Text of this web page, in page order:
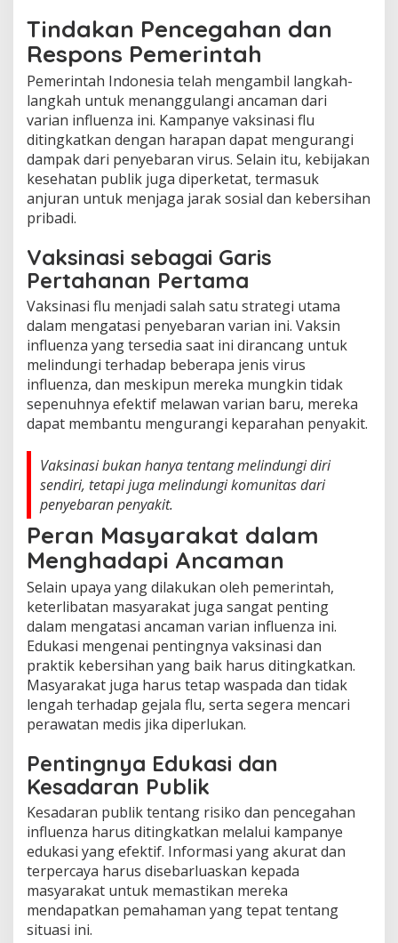
Tindakan Pencegahan dan
Respons Pemerintah
Pemerintah Indonesia telah mengambil langkah-
langkah untuk menanggulangi ancaman dari
varian influenza ini. Kampanye vaksinasi flu
ditingkatkan dengan harapan dapat mengurangi
dampak dari penyebaran virus. Selain itu, kebijakan
kesehatan publik juga diperketat, termasuk
anjuran untuk menjaga jarak sosial dan kebersihan
pribadi.
Vaksinasi sebagai Garis
Pertahanan Pertama
Vaksinasi flu menjadi salah satu strategi utama
dalam mengatasi penyebaran varian ini. Vaksin
influenza yang tersedia saat ini dirancang untuk
melindungi terhadap beberapa jenis virus
influenza, dan meskipun mereka mungkin tidak
sepenuhnya efektif melawan varian baru, mereka
dapat membantu mengurangi keparahan penyakit.
Vaksinasi bukan hanya tentang melindungi diri
sendiri, tetapi juga melindungi komunitas dari
penyebaran penyakit.
Peran Masyarakat dalam
Menghadapi Ancaman
Selain upaya yang dilakukan oleh pemerintah,
keterlibatan masyarakat juga sangat penting
dalam mengatasi ancaman varian influenza ini.
Edukasi mengenai pentingnya vaksinasi dan
praktik kebersihan yang baik harus ditingkatkan.
Masyarakat juga harus tetap waspada dan tidak
lengah terhadap gejala flu, serta segera mencari
perawatan medis jika diperlukan.
Pentingnya Edukasi dan
Kesadaran Publik
Kesadaran publik tentang risiko dan pencegahan
influenza harus ditingkatkan melalui kampanye
edukasi yang efektif. Informasi yang akurat dan
terpercaya harus disebarluaskan kepada
masyarakat untuk memastikan mereka
mendapatkan pemahaman yang tepat tentang
situasi ini.